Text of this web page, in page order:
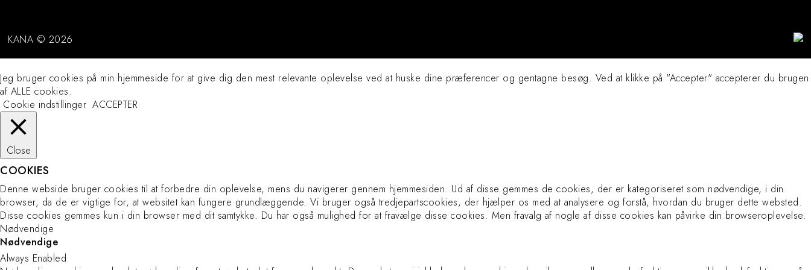
KANA © 2026
Jeg bruger cookies på min hjemmeside for at give dig den mest relevante oplevelse ved at huske dine præferencer og gentagne besøg. Ved at klikke på "Accepter" accepterer du brugen
af ​​ALLE cookies.
Cookie indstillinger ACCEPTER
Close
COOKIES
Denne webside bruger cookies til at forbedre din oplevelse, mens du navigerer gennem hjemmesiden. Ud af disse gemmes de cookies, der er kategoriseret som nødvendige, i din
browser, da de er vigtige for, at websitet kan fungere grundlæggende. Vi bruger også tredjepartscookies, der hjælper os med at analysere og forstå, hvordan du bruger dette websted.
Disse cookies gemmes kun i din browser med dit samtykke. Du har også mulighed for at fravælge disse cookies. Men fravalg af nogle af disse cookies kan påvirke din browseroplevelse.
Nødvendige
Nødvendige
Always Enabled